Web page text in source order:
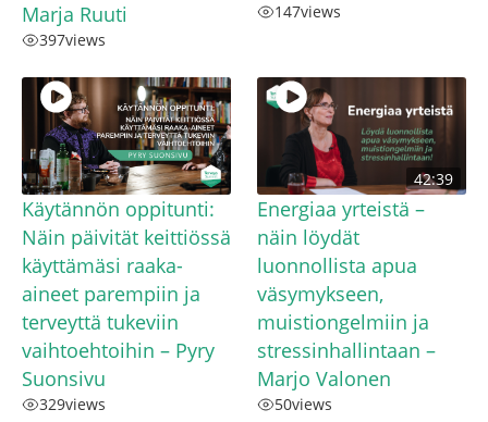
Marja Ruuti
397views
147views
Käytännön oppitunti:
Näin päivität keittiössä
käyttämäsi raaka-
aineet parempiin ja
terveyttä tukeviin
vaihtoehtoihin – Pyry
Suonsivu
329views
42:39
Energiaa yrteistä –
näin löydät
luonnollista apua
väsymykseen,
muistiongelmiin ja
stressinhallintaan –
Marjo Valonen
50views